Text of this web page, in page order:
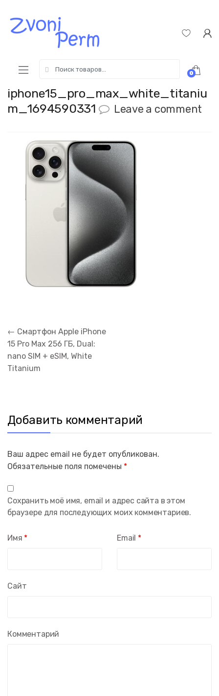
navigation
содержимому
for:
0
iphone15_pro_max_white_titaniu
m_1694590331
Leave a comment
Навигация
по
записям
← Смартфон Apple iPhone
15 Pro Max 256 ГБ, Dual:
nano SIM + eSIM, White
Titanium
Добавить комментарий
Ваш адрес email не будет опубликован.
Обязательные поля помечены *
Комментарий
Имя * Email *
Сайт
Сохранить моё имя, email и адрес сайта в этом
браузере для последующих моих комментариев.